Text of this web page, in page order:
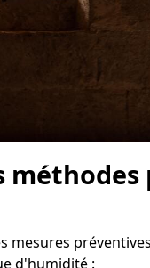
d'humidité :